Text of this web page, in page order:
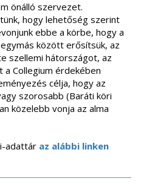
önálló szervezet.
hogy lehetőség szerint
ebbe a körbe, hogy a
között erősítsük, az
szellemi hátországot, az
Collegium érdekében
célja, hogy az
szorosabb (Baráti köri
közelebb vonja az alma
adattár az alábbi linken